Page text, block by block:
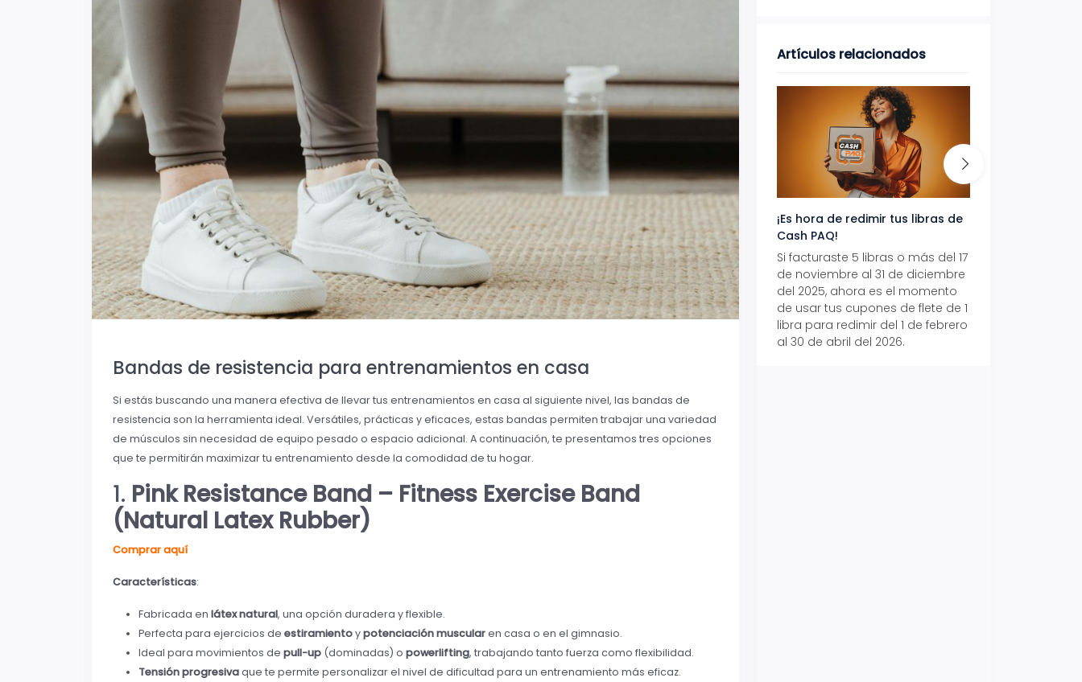
Bandas de resistencia para entrenamientos en casa
Si estás buscando una manera efectiva de llevar tus entrenamientos en casa al siguiente nivel, las bandas de
resistencia son la herramienta ideal. Versátiles, prácticas y eficaces, estas bandas permiten trabajar una variedad
de músculos sin necesidad de equipo pesado o espacio adicional. A continuación, te presentamos tres opciones
que te permitirán maximizar tu entrenamiento desde la comodidad de tu hogar.
1. Pink Resistance Band – Fitness Exercise Band
(Natural Latex Rubber)
Comprar aquí
Características:
Fabricada en látex natural, una opción duradera y flexible.
Perfecta para ejercicios de estiramientoypotenciación muscularen casa o en el gimnasio.
Ideal para movimientos de pull-up (dominadas) o powerlifting, trabajando tanto fuerza como flexibilidad.
Tensión progresivaque te permite personalizar el nivel de dificultad para un entrenamiento más eficaz.
Artículos relacionados
¡Es hora de redimir tus libras de
Cash PAQ!
Si facturaste 5 libras o más del 17
de noviembre al 31 de diciembre
del 2025, ahora es el momento
de usar tus cupones de flete de 1
libra para redimir del 1 de febrero
al 30 de abril del 2026.